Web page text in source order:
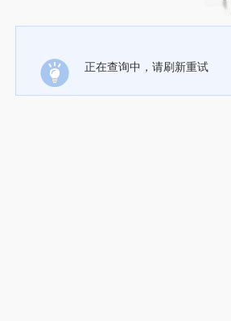
正在查询中，请刷新重试